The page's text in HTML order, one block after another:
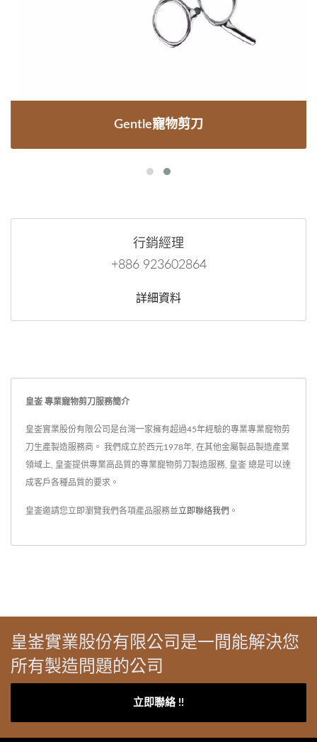
Gentle寵物剪刀
行銷經理
+886 923602864
詳細資料
皇崟 專業寵物剪刀服務簡介
皇崟實業股份有限公司是台灣一家擁有超過45年經驗的專業專業寵物剪
刀生產製造服務商。 我們成立於西元1978年, 在其他金屬製品製造產業
領域上, 皇崟提供專業高品質的專業寵物剪刀製造服務, 皇崟 總是可以達
成客戶各種品質的要求。
皇崟邀請您立即瀏覽我們各項產品服務並立即聯絡我們 。
皇崟實業股份有限公司是一間能解決您
所有製造問題的公司
立即聯絡 !!